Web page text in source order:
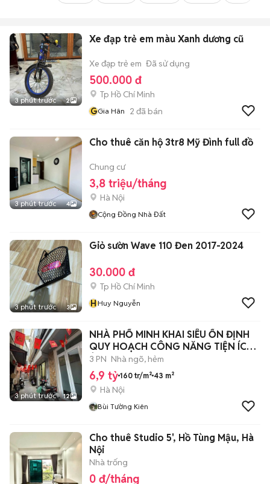
3 phút trước 2
Xe đạp trẻ em màu Xanh dương cũ
Xe đạp trẻ em Đã sử dụng
500.000 đ
Tp Hồ Chí Minh
GGia Hân 2 đã bán
3 phút trước 4
Cho thuê căn hộ 3tr8 Mỹ Đình full đồ
Chung cư
3,8 triệu/tháng
Hà Nội
Cộng Đồng Nhà Đất
3 phút trước 3
Giỏ sườn Wave 110 Đen 2017-2024
30.000 đ
Tp Hồ Chí Minh
HHuy Nguyễn
3 phút trước 12
NHÀ PHỐ MINH KHAI SIÊU ỔN ĐỊNH
QUY HOẠCH CÔNG NĂNG TIỆN ÍCH
Ở NGAY.
3 PN Nhà ngõ, hẻm
6,9 tỷ 160 tr/m² 43 m²
Hà Nội
Bùi Tường Kiên
Cho thuê Studio 5', Hồ Tùng Mậu, Hà
Nội
Nhà trống
0 đ/tháng